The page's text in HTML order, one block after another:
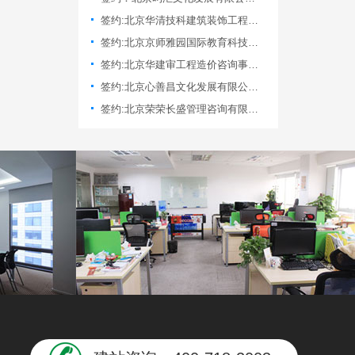
签约:北京华清技科建筑装饰工程有限公司,网站制作合同
签约:北京京师雅园国际教育科技院,网站制作合同
签约:北京华建审工程造价咨询事务所有限公司
签约:北京心善昌文化发展有限公司,网站制作合同
签约:北京荣荣长盛管理咨询有限公司,网站制作合同